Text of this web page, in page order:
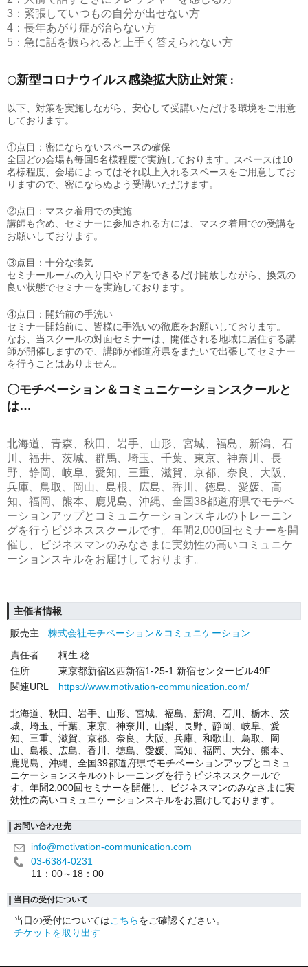
3：緊張していつもの自分が出せない方
4：長年あがり症が治らない方
5：急に話を振られると上手く答えられない方
〇新型コロナウイルス感染拡大防止対策 ：
以下、対策を実施しながら、安心して受講いただける環境をご用意
しております。
①点目：密にならないスペースの確保
全国どの会場も毎回5名様程度で実施しております。スペースは10
名様程度、会場によってはそれ以上入れるスペースをご用意してお
りますので、密にならぬよう受講いただけます。
②点目：マスク着用での実施
講師も含め、セミナーに参加される方には、マスク着用での受講を
お願いしております。
③点目：十分な換気
セミナールームの入り口やドアをできるだけ開放しながら、換気の
良い状態でセミナーを実施しております。
④点目：開始前の手洗い
セミナー開始前に、皆様に手洗いの徹底をお願いしております。
なお、当スクールの対面セミナーは、開催される地域に居住する講
師が開催しますので、講師が都道府県をまたいで出張してセミナー
を行うことはありません。
〇モチベーション＆コミュニケーションスクールと
は…
北海道、青森、秋田、岩手、山形、宮城、福島、新潟、石
川、福井、茨城、群馬、埼玉、千葉、東京、神奈川、長
野、静岡、岐阜、愛知、三重、滋賀、京都、奈良、大阪、
兵庫、鳥取、岡山、島根、広島、香川、徳島、愛媛、高
知、福岡、熊本、鹿児島、沖縄、全国38都道府県でモチベ
ーションアップとコミュニケーションスキルのトレーニン
グを行うビジネススクールです。年間2,000回セミナーを開
催し、ビジネスマンのみなさまに実効性の高いコミュニケ
ーションスキルをお届けしております。
主催者情報
販売主
株式会社モチベーション＆コミュニケーション
責任者
桐生 稔
住所
東京都新宿区西新宿1-25-1 新宿センタービル49F
関連URL
https://www.motivation-communication.com/
北海道、秋田、岩手、山形、宮城、福島、新潟、石川、栃木、茨
城、埼玉、千葉、東京、神奈川、山梨、長野、静岡、岐阜、愛
知、三重、滋賀、京都、奈良、大阪、兵庫、和歌山、鳥取、岡
山、島根、広島、香川、徳島、愛媛、高知、福岡、大分、熊本、
鹿児島、沖縄、全国39都道府県でモチベーションアップとコミュ
ニケーションスキルのトレーニングを行うビジネススクールで
す。年間2,000回セミナーを開催し、ビジネスマンのみなさまに実
効性の高いコミュニケーションスキルをお届けしております。
お問い合わせ先
info@motivation-communication.com
03-6384-0231
11：00～18：00
当日の受付について
当日の受付についてはこちらをご確認ください。
チケットを取り出す